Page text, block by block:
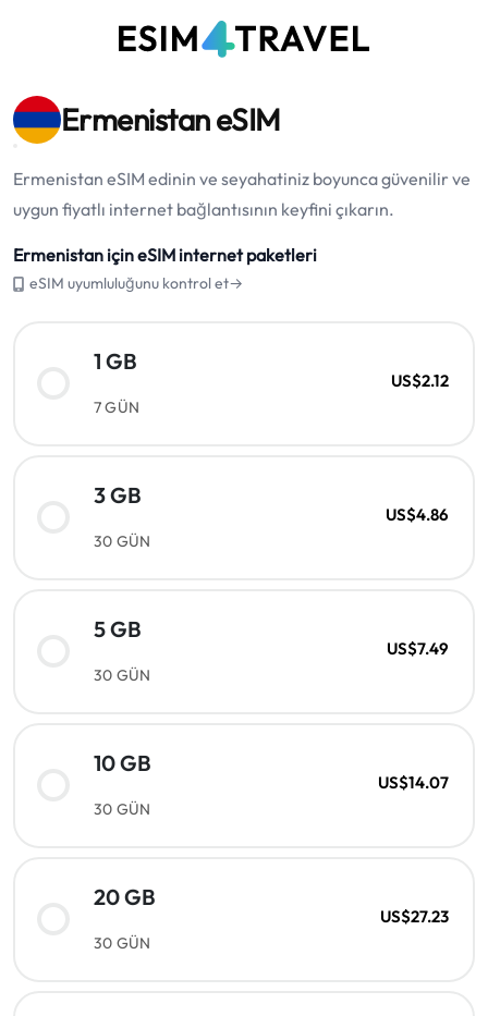
Ermenistan eSIM
Ermenistan eSIM edinin ve seyahatiniz boyunca güvenilir ve
uygun fiyatlı internet bağlantısının keyfini çıkarın.
Ermenistan için eSIM internet paketleri
eSIM uyumluluğunu kontrol et→
1 GB
7 GÜN
US$2.12
3 GB
30 GÜN
US$4.86
5 GB
30 GÜN
US$7.49
10 GB
30 GÜN
US$14.07
20 GB
30 GÜN
US$27.23